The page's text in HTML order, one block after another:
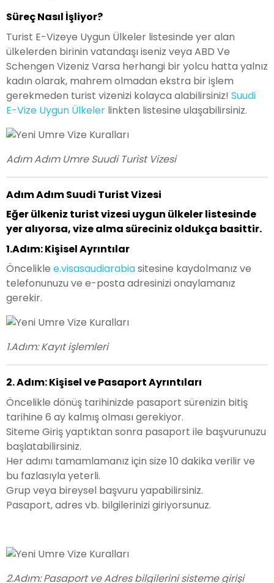
Süreç Nasıl İşliyor?
Turist E-Vizeye Uygun Ülkeler listesinde yer alan
ülkelerden birinin vatandaşı iseniz veya ABD Ve
Schengen Vizeniz Varsa herhangi bir yolcu hatta yalnız
kadın olarak, mahrem olmadan ekstra bir işlem
gerekmeden turist vizenizi kolayca alabilirsiniz! Suudi
E-Vize Uygun Ülkeler linkten listesine ulaşabilirsiniz.
Adım Adım Umre Suudi Turist Vizesi
Adım Adım Suudi Turist Vizesi
Eğer ülkeniz turist vizesi uygun ülkeler listesinde
yer alıyorsa, vize alma süreciniz oldukça basittir.
1.Adım: Kişisel Ayrıntılar
Öncelikle e.visasaudiarabiasitesine kaydolmanız ve
telefonunuzu ve e-posta adresinizi onaylamanız
gerekir.
1.Adım: Kayıt işlemleri
2. Adım: Kişisel ve Pasaport Ayrıntıları
Öncelikle dönüş tarihinizde pasaport sürenizin bitiş
tarihine 6 ay kalmış olması gerekiyor.
Siteme Giriş yaptıktan sonra pasaport ile başvurunuzu
başlatabilirsiniz.
Her adımı tamamlamanız için size 10 dakika verilir ve
bu fazlasıyla yeterli.
Grup veya bireysel başvuru yapabilirsiniz.
Pasaport, adres vb. bilgilerinizi giriyorsunuz.
2.Adım: Pasaport ve Adres bilgilerini sisteme girişi